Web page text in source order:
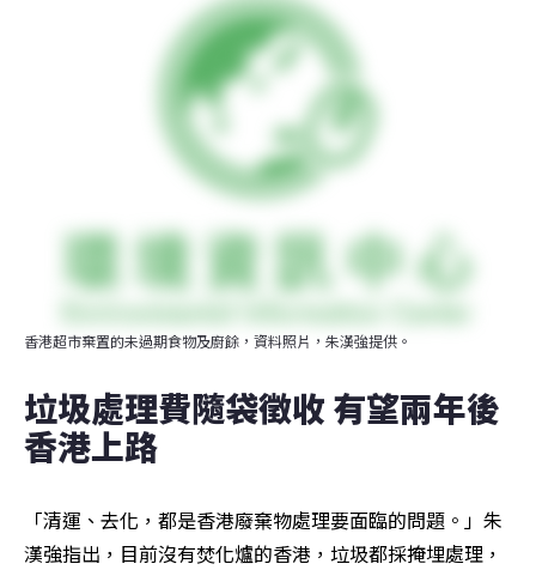
香港超市棄置的未過期食物及廚餘，資料照片，朱漢強提供。
垃圾處理費隨袋徵收 有望兩年後
香港上路
「清運、去化，都是香港廢棄物處理要面臨的問題。」朱
漢強指出，目前沒有焚化爐的香港，垃圾都採掩埋處理，